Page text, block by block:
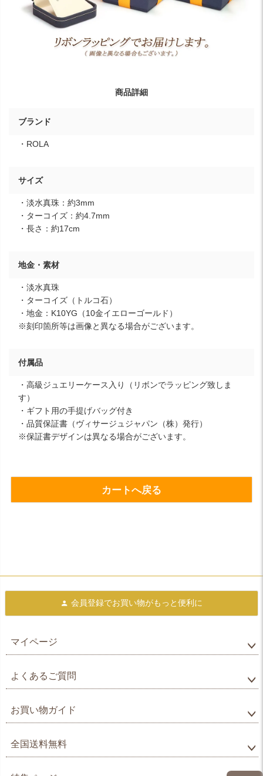
商品詳細
ブランド
・ROLA
サイズ
・淡水真珠：約3mm
・ターコイズ：約4.7mm
・長さ：約17cm
地金・素材
・淡水真珠
・ターコイズ（トルコ石）
・地金：K10YG（10金イエローゴールド）
※刻印箇所等は画像と異なる場合がございます。
付属品
・高級ジュエリーケース入り（リボンでラッピング致しま
す）
・ギフト用の手提げバッグ付き
・品質保証書（ヴィサージュジャパン（株）発行）
※保証書デザインは異なる場合がございます。
カートへ戻る
会員登録でお買い物がもっと便利に
マイページ
よくあるご質問
お買い物ガイド
全国送料無料